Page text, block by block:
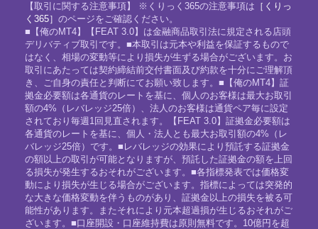
【取引に関する注意事項】 ※くりっく365の注意事項は ［くりっ
く365］ のページをご確認ください。
■【俺のMT4】【FEAT 3.0】は金融商品取引法に規定される店頭
デリバティブ取引です。■本取引は元本や利益を保証するもので
はなく、相場の変動等により損失が生ずる場合がございます。お
取引にあたっては契約締結前交付書面及び約款を十分にご理解頂
き、ご自身の責任と判断にてお願い致します。■【俺のMT4】証
拠金必要額は各通貨のレートを基に、個人のお客様は最大お取引
額の4%（レバレッジ25倍）、法人のお客様は通貨ペア毎に設定
されており毎週1回見直されます。【FEAT 3.0】証拠金必要額は
各通貨のレートを基に、個人・法人とも最大お取引額の4%（レ
バレッジ25倍）です。■レバレッジの効果により預託する証拠金
の額以上の取引が可能となりますが、預託した証拠金の額を上回
る損失が発生するおそれがございます。■各指標発表では価格変
動により損失が生じる場合がございます。指標によっては突発的
な大きな価格変動を伴うものがあり、証拠金以上の損失を被る可
能性があります。またそれにより元本超過損が生じるおそれがご
ざいます。■口座開設・口座維持費は原則無料です。10億円を超